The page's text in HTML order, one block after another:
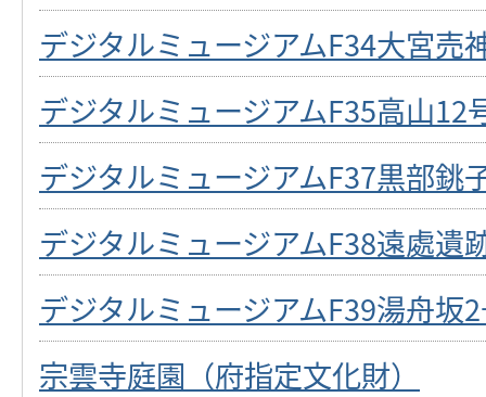
デジタルミュージアムF34大宮売
デジタルミュージアムF35高山12
デジタルミュージアムF37黒部銚
デジタルミュージアムF38遠處遺
デジタルミュージアムF39湯舟坂
宗雲寺庭園（府指定文化財）